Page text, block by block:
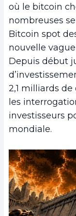
où le bitcoin
nombreuses
Bitcoin spot
nouvelle
Depuis début
2,1 milliards
les
investisseurs
mondiale.